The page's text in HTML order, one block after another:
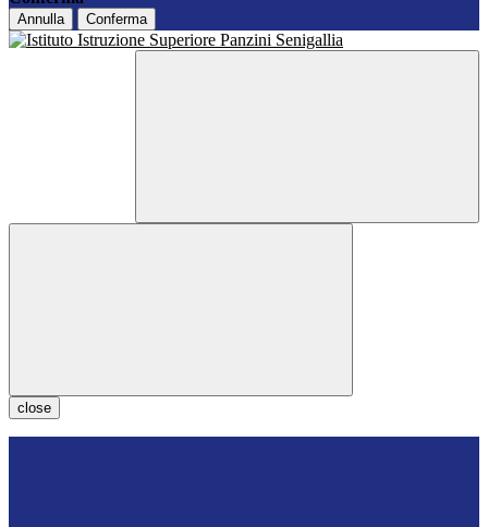
Annulla Conferma
close